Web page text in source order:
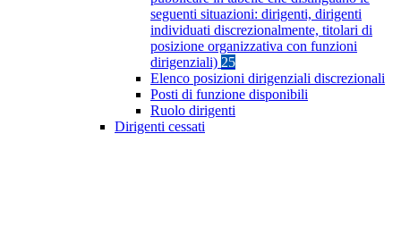
seguenti situazioni: dirigenti, dirigenti
individuati discrezionalmente, titolari di
posizione organizzativa con funzioni
dirigenziali) 25
Elenco posizioni dirigenziali discrezionali
Posti di funzione disponibili
Ruolo dirigenti
Dirigenti cessati